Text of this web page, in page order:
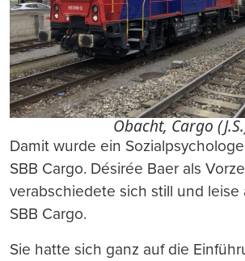
Obacht, Cargo
Damit wurde ein
SBB Cargo. Désirée Baer als
verabschiedete sich still und leise
SBB Cargo.
Sie hatte sich ganz auf die